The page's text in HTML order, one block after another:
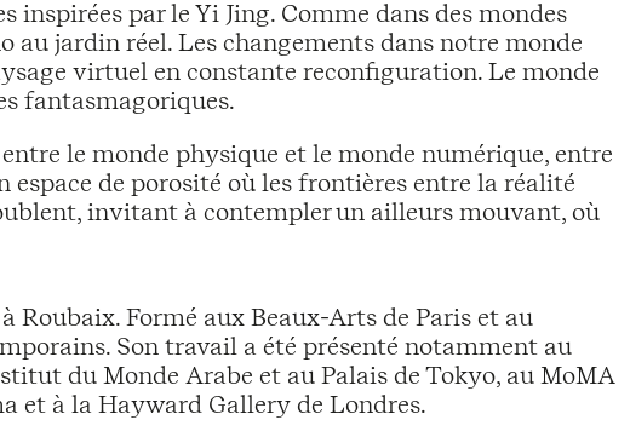
inspirées par le Yi Jing. Comme dans des mondes
jardin réel. Les changements dans notre monde
virtuel en constante reconfiguration. Le monde
fantasmagoriques.
le monde physique et le monde numérique, entre
de porosité où les frontières entre la réalité
invitant à contempler un ailleurs mouvant, où
Roubaix. Formé aux Beaux-Arts de Paris et au
Son travail a été présenté notamment au
du Monde Arabe et au Palais de Tokyo, au MoMA
et à la Hayward Gallery de Londres.